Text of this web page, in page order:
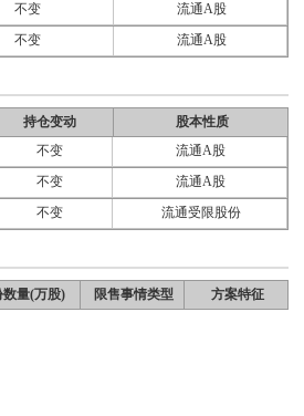
不变 流通A股
不变 流通A股
持仓变动
股本性质
不变 流通A股
不变 流通A股
不变 流通受限股份
量(万股) 限售事情类型 方案特征